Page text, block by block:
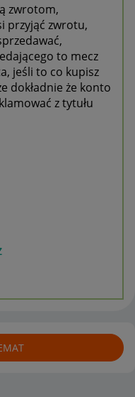
zwrotom,
przyjąć zwrotu,
to mecz
jeśli to co kupisz
dokładnie że konto
z tytułu